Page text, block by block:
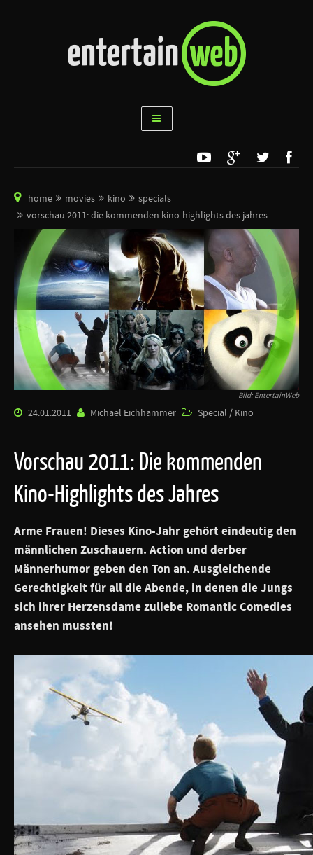
home movies kino
specials
vorschau 2011: die kommenden kino-highlights des jahres
Bild: EntertainWeb
24.01.2011 Michael Eichhammer Special / Kino
Vorschau 2011: Die kommenden
Kino-Highlights des Jahres
Arme Frauen! Dieses Kino-Jahr gehört eindeutig den
männlichen Zuschauern. Action und derber
Männerhumor geben den Ton an. Ausgleichende
Gerechtigkeit für all die Abende, in denen die Jungs
sich ihrer Herzensdame zuliebe Romantic Comedies
ansehen mussten!